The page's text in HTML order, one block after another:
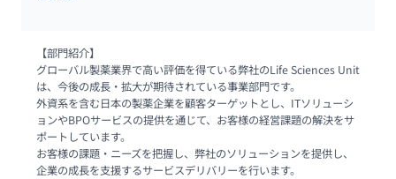
【部門紹介】
グローバル製薬業界で高い評価を得ている弊社のLife Sciences Unit
は、今後の成長・拡大が期待されている事業部門です。
外資系を含む日本の製薬企業を顧客ターゲットとし、ITソリューシ
ョンやBPOサービスの提供を通じて、お客様の経営課題の解決をサ
ポートしています。
お客様の課題・ニーズを把握し、弊社のソリューションを提供し、
企業の成長を支援するサービスデリバリーを行います。